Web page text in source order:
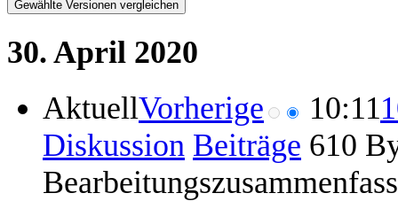
30. April 2020
AktuellVorherige 10:11
Diskussion Beiträge 610